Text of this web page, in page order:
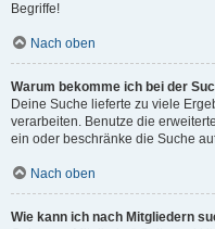
Begriffe!
Nach oben
Warum bekomme ich bei der
Deine Suche lieferte zu viele
verarbeiten. Benutze die
ein oder beschränke die Suche
Nach oben
Wie kann ich nach Mitgliedern